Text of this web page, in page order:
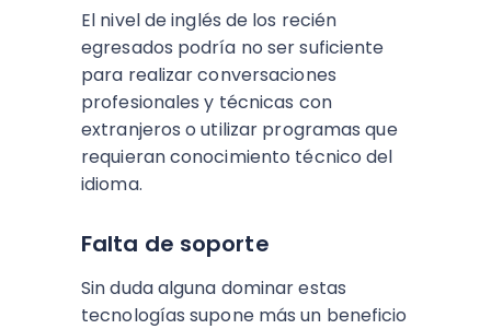
El nivel de inglés de los recién
egresados podría no ser suficiente
para realizar conversaciones
profesionales y técnicas con
extranjeros o utilizar programas que
requieran conocimiento técnico del
idioma.
Falta de soporte
Sin duda alguna dominar estas
tecnologías supone más un beneficio